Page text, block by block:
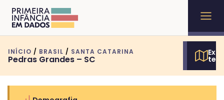
INÍCIO / BRASIL / SANTA CATARINA
Pedras Grandes – SC